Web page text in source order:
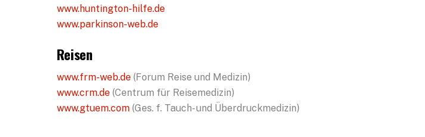
www.huntington-hilfe.de
www.parkinson-web.de
Reisen
www.frm-web.de(Forum Reise und Medizin)
www.crm.de(Centrum für Reisemedizin)
www.gtuem.com(Ges. f. Tauch- und Überdruckmedizin)